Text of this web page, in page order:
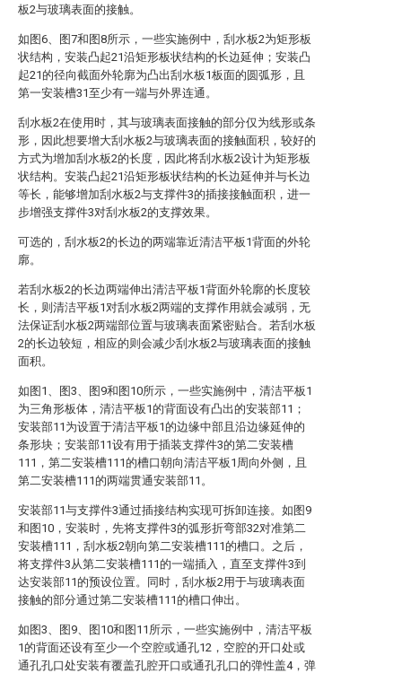
板2与玻璃表面的接触。
如图6、图7和图8所示，一些实施例中，刮水板2为矩形板
状结构，安装凸起21沿矩形板状结构的长边延伸；安装凸
起21的径向截面外轮廓为凸出刮水板1板面的圆弧形，且
第一安装槽31至少有一端与外界连通。
刮水板2在使用时，其与玻璃表面接触的部分仅为线形或条
形，因此想要增大刮水板2与玻璃表面的接触面积，较好的
方式为增加刮水板2的长度，因此将刮水板2设计为矩形板
状结构。安装凸起21沿矩形板状结构的长边延伸并与长边
等长，能够增加刮水板2与支撑件3的插接接触面积，进一
步增强支撑件3对刮水板2的支撑效果。
可选的，刮水板2的长边的两端靠近清洁平板1背面的外轮
廓。
若刮水板2的长边两端伸出清洁平板1背面外轮廓的长度较
长，则清洁平板1对刮水板2两端的支撑作用就会减弱，无
法保证刮水板2两端部位置与玻璃表面紧密贴合。若刮水板
2的长边较短，相应的则会减少刮水板2与玻璃表面的接触
面积。
如图1、图3、图9和图10所示，一些实施例中，清洁平板1
为三角形板体，清洁平板1的背面设有凸出的安装部11；
安装部11为设置于清洁平板1的边缘中部且沿边缘延伸的
条形块；安装部11设有用于插装支撑件3的第二安装槽
111，第二安装槽111的槽口朝向清洁平板1周向外侧，且
第二安装槽111的两端贯通安装部11。
安装部11与支撑件3通过插接结构实现可拆卸连接。如图9
和图10，安装时，先将支撑件3的弧形折弯部32对准第二
安装槽111，刮水板2朝向第二安装槽111的槽口。之后，
将支撑件3从第二安装槽111的一端插入，直至支撑件3到
达安装部11的预设位置。同时，刮水板2用于与玻璃表面
接触的部分通过第二安装槽111的槽口伸出。
如图3、图9、图10和图11所示，一些实施例中，清洁平板
1的背面还设有至少一个空腔或通孔12，空腔的开口处或
通孔孔口处安装有覆盖孔腔开口或通孔孔口的弹性盖4，弹